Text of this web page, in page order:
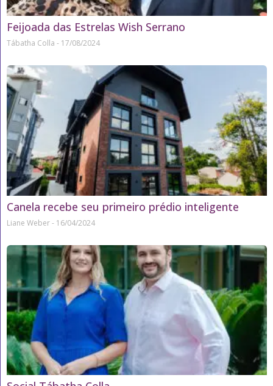
Feijoada das Estrelas Wish Serrano
Tábatha Colla 17/08/2024
Canela recebe seu primeiro prédio inteligente
Liane Weber 16/04/2024